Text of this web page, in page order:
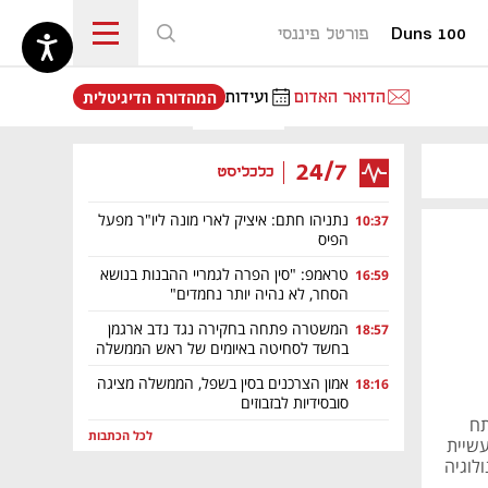
Duns 100 פורטל פיננסי
הדואר האדום ועידות
נפתח בכרטיסייה חדשה
המהדורה הדיגיטלית
24/7 כלכליסט
10:37 נתניהו חתם: איציק לארי מונה ליו"ר מפעל
הפיס
16:59 טראמפ: "סין הפרה לגמריי ההבנות בנושא
הסחר, לא נהיה יותר נחמדים"
18:57 המשטרה פתחה בחקירה נגד נדב ארגמן
בחשד לסחיטה באיומים של ראש הממשלה
18:16 אמון הצרכנים בסין בשפל, הממשלה מציגה
סובסידיות לבזבוזים
לכל הכתבות